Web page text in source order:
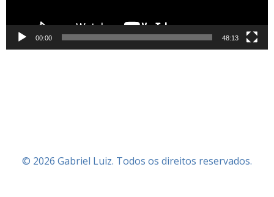
00:00 48:13
© 2026 Gabriel Luiz. Todos os direitos reservados.